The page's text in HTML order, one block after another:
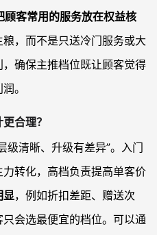
顾客常用的服务放在权益核
，而不是只送冷门服务或大
确保主推档位既让顾客觉得
。
合理？
级清晰、升级有差异”。入门
转化，高档负责提高单客价
显，例如折扣差距、赠送次
会选最便宜的档位。可以通